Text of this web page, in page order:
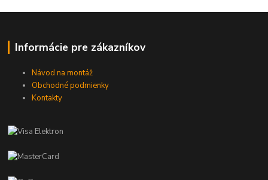
Informácie pre zákazníkov
Návod na montáž
Obchodné podmienky
Kontakty